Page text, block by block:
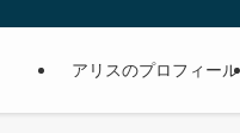
アリスのプロフィール